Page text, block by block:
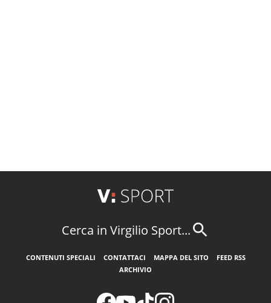
Cerca in Virgilio Sport...
CONTENUTI SPECIALI CONTATTACI MAPPA DEL SITO
FEED RSS
ARCHIVIO